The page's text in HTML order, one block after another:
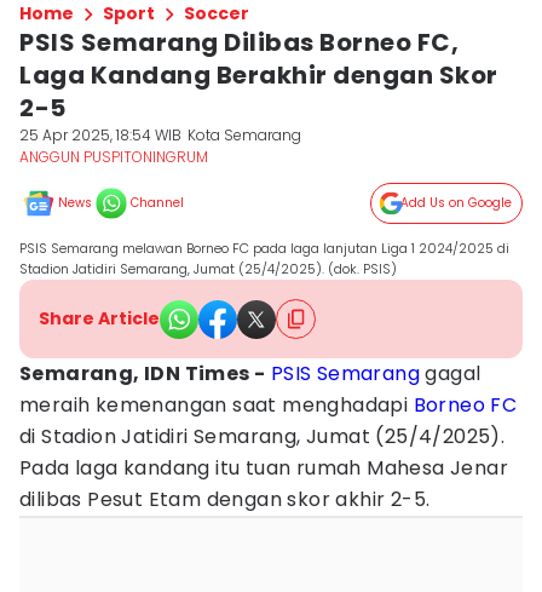
Home Sport Soccer
PSIS Semarang Dilibas Borneo FC,
Laga Kandang Berakhir dengan Skor
2-5
25 Apr 2025, 18:54 WIB Kota Semarang
ANGGUN PUSPITONINGRUM
News Channel Add Us on Google
PSIS Semarang melawan Borneo FC pada laga lanjutan Liga 1 2024/2025 di
Stadion Jatidiri Semarang, Jumat (25/4/2025). (dok. PSIS)
Share Article
Semarang, IDN Times - PSIS Semaranggagal
meraih kemenangan saat menghadapi Borneo FC
di Stadion Jatidiri Semarang, Jumat (25/4/2025).
Pada laga kandang itu tuan rumah Mahesa Jenar
dilibas Pesut Etam dengan skor akhir 2-5.